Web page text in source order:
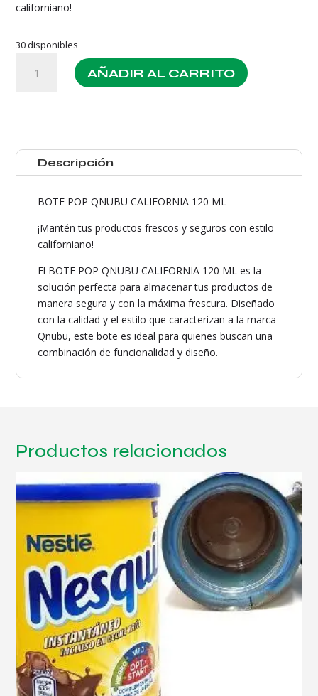
californiano!
30 disponibles
AÑADIR AL CARRITO
Descripción
BOTE POP QNUBU CALIFORNIA 120 ML
¡Mantén tus productos frescos y seguros con estilo
californiano!
El BOTE POP QNUBU CALIFORNIA 120 ML es la
solución perfecta para almacenar tus productos de
manera segura y con la máxima frescura. Diseñado
con la calidad y el estilo que caracterizan a la marca
Qnubu, este bote es ideal para quienes buscan una
combinación de funcionalidad y diseño.
Productos relacionados